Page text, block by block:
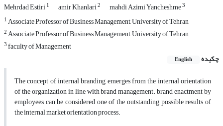
Mehrdad Estiri1 amir Khanlari2 mahdi Azimi Yancheshme3
1Associate Professor of Business Management, University of Tehran
2Associate Professor of Business Management, University of Tehran
3faculty of Management
چکیده
English
The concept of internal branding emerges from the internal orientation
of the organization in line with brand management. brand enactment by
employees can be considered one of the outstanding possible results of
the internal market orientation process.